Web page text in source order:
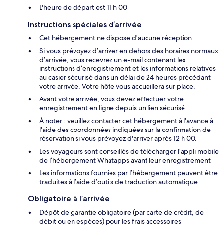
L'heure de départ est 11 h 00
Instructions spéciales d’arrivée
Cet hébergement ne dispose d'aucune réception
Si vous prévoyez d’arriver en dehors des horaires normaux
d’arrivée, vous recevrez un e-mail contenant les
instructions d’enregistrement et les informations relatives
au casier sécurisé dans un délai de 24 heures précédant
votre arrivée. Votre hôte vous accueillera sur place.
Avant votre arrivée, vous devez effectuer votre
enregistrement en ligne depuis un lien sécurisé
À noter : veuillez contacter cet hébergement à l'avance à
l'aide des coordonnées indiquées sur la confirmation de
réservation si vous prévoyez d'arriver après 12 h 00.
Les voyageurs sont conseillés de télécharger l’appli mobile
de l’hébergement Whatapps avant leur enregistrement
Les informations fournies par l’hébergement peuvent être
traduites à l’aide d’outils de traduction automatique
Obligatoire à l’arrivée
Dépôt de garantie obligatoire (par carte de crédit, de
débit ou en espèces) pour les frais accessoires